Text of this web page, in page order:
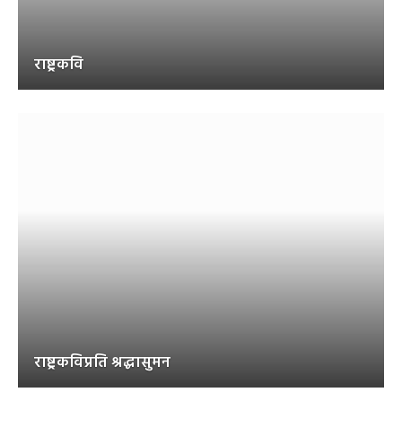
राष्ट्रकवि
राष्ट्रकविप्रति श्रद्धासुमन